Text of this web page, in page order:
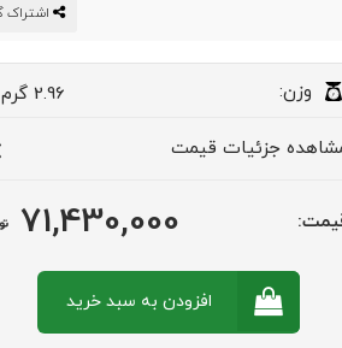
وزن: 2.96 گرم
جزئیات قیمت
71,430,000
افزودن به سبدخرید